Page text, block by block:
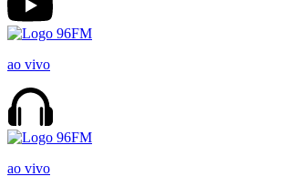
ao vivo
ao vivo